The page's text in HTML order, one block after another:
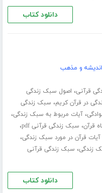
دانلود کتاب
و مذهب
قرآنی، اصول سبک زندگی
در قرآن کریم، سبک زندگی
،آیات مربوط به سبک زندگی،
قرآن، سبک زندگی قرآنی pdf ،
آیات قرآن در مورد سبک زندگی،
زندگی، سبک زندگی قرآنی
دانلود کتاب